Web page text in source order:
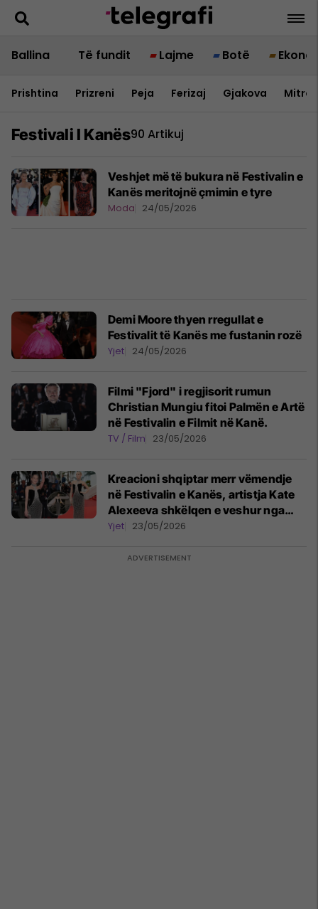
Ballina Të fundit Lajme Botë
Prishtina Prizreni Peja Ferizaj Gjakova
Festivali I Kanës90 Artikuj
Veshjet më të bukura në Festivalin e
Kanës meritojnë çmimin e tyre
Moda 24/05/2026
Demi Moore thyen rregullat e
Festivalit të Kanës me fustanin rozë
Yjet 24/05/2026
Filmi "Fjord" i regjisorit rumun
Christian Mungiu fitoi Palmën e Artë
në Festivalin e Filmit në Kanë.
TV / Film 23/05/2026
Kreacioni shqiptar merr vëmendje
në Festivalin e Kanës, artistja ​Kate
Alexeeva shkëlqen e veshur nga
stilistja Fortesa Çurdina
Yjet 23/05/2026